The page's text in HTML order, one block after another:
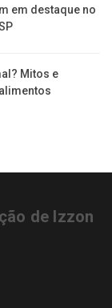
em destaque no
Mitos e
de Izzon